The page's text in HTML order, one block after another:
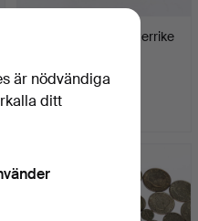
MYNT, guld 23k, Österrike
Klubbades 13 okt 2025
8 bud
är nödvändiga
ditt